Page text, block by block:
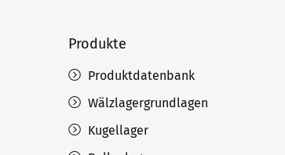
Produkte
Produktdatenbank
Wälzlagergrundlagen
Kugellager